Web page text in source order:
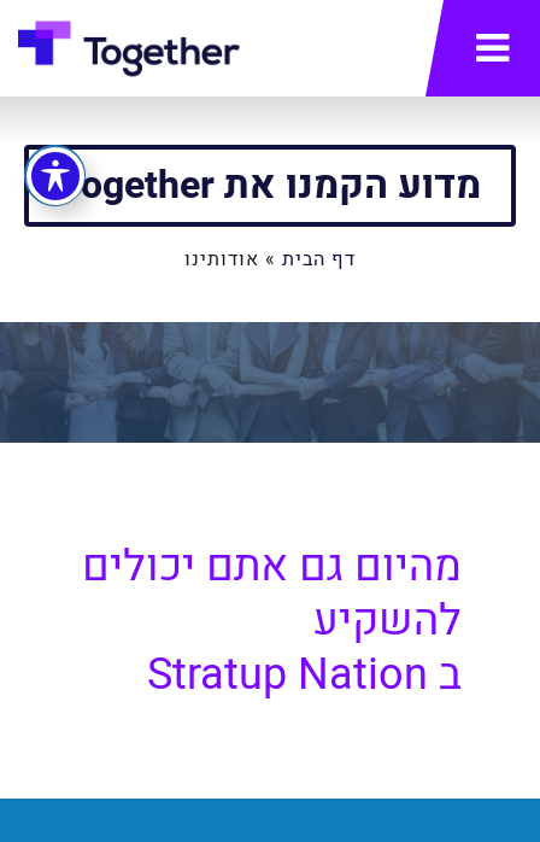
תפריט
מדוע הקמנו את Together
דף הבית » אודותינו
מהיום גם אתם יכולים
להשקיע
ב Stratup Nation